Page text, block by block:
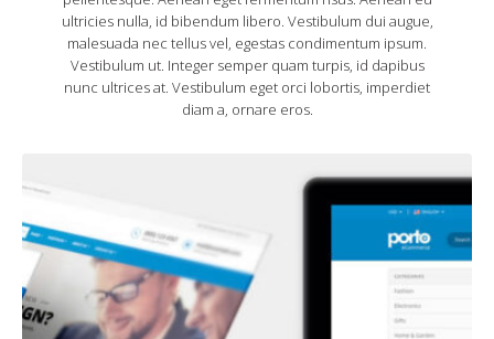
ultricies nulla, id bibendum libero. Vestibulum dui augue,
malesuada nec tellus vel, egestas condimentum ipsum.
Vestibulum ut. Integer semper quam turpis, id dapibus
nunc ultrices at. Vestibulum eget orci lobortis, imperdiet
diam a, ornare eros.